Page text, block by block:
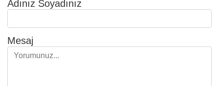
Adınız Soyadınız
Mesaj